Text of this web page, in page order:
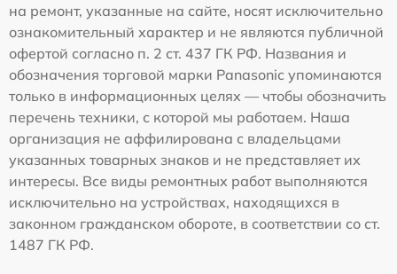
на ремонт, указанные на сайте, носят исключительно
ознакомительный характер и не являются публичной
офертой согласно п. 2 ст. 437 ГК РФ. Названия и
обозначения торговой марки Panasonic упоминаются
только в информационных целях — чтобы обозначить
перечень техники, с которой мы работаем. Наша
организация не аффилирована с владельцами
указанных товарных знаков и не представляет их
интересы. Все виды ремонтных работ выполняются
исключительно на устройствах, находящихся в
законном гражданском обороте, в соответствии со ст.
1487 ГК РФ.